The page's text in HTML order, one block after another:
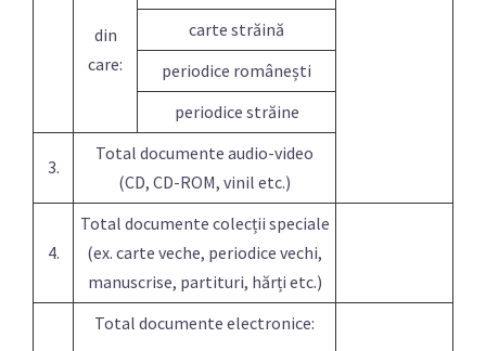
din
care:
carte străină
periodice românești
periodice străine
3.
Total documente audio-video
(CD, CD-ROM, vinil etc.)
4.
Total documente colecții speciale
(ex. carte veche, periodice vechi,
manuscrise, partituri, hărți etc.)
Total documente electronice: